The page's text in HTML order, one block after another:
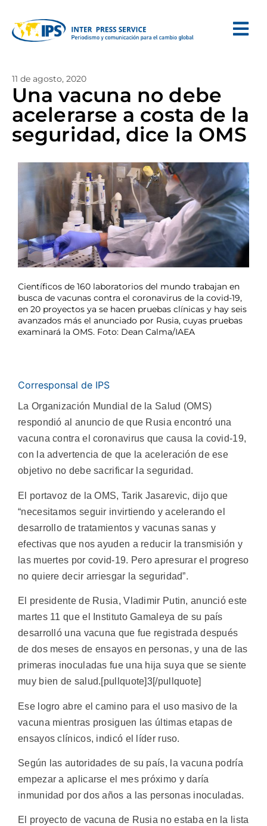
11 de agosto, 2020
Una vacuna no debe
acelerarse a costa de la
seguridad, dice la OMS
Científicos de 160 laboratorios del mundo trabajan en
busca de vacunas contra el coronavirus de la covid-19,
en 20 proyectos ya se hacen pruebas clínicas y hay seis
avanzados más el anunciado por Rusia, cuyas pruebas
examinará la OMS. Foto: Dean Calma/IAEA
Corresponsal de IPS
La Organización Mundial de la Salud (OMS)
respondió al anuncio de que Rusia encontró una
vacuna contra el coronavirus que causa la covid-19,
con la advertencia de que la aceleración de ese
objetivo no debe sacrificar la seguridad.
El portavoz de la OMS, Tarik Jasarevic, dijo que
“necesitamos seguir invirtiendo y acelerando el
desarrollo de tratamientos y vacunas sanas y
efectivas que nos ayuden a reducir la transmisión y
las muertes por covid-19. Pero apresurar el progreso
no quiere decir arriesgar la seguridad”.
El presidente de Rusia, Vladimir Putin, anunció este
martes 11 que el Instituto Gamaleya de su país
desarrolló una vacuna que fue registrada después
de dos meses de ensayos en personas, y una de las
primeras inoculadas fue una hija suya que se siente
muy bien de salud.[pullquote]3[/pullquote]
Ese logro abre el camino para el uso masivo de la
vacuna mientras prosiguen las últimas etapas de
ensayos clínicos, indicó el líder ruso.
Según las autoridades de su país, la vacuna podría
empezar a aplicarse el mes próximo y daría
inmunidad por dos años a las personas inoculadas.
El proyecto de vacuna de Rusia no estaba en la lista